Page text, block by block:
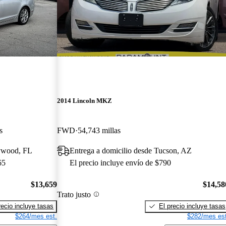
FL
$13,659
incluye tasas
$264/mes est.
2014 Lincoln MKZ
FWD 54,743 millas
Entrega a domicilio desde Tucson, AZ
El precio incluye envío de $790
Trato justo
El precio incluye tasas
$282/mes